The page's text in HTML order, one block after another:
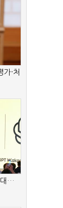
·처
대…